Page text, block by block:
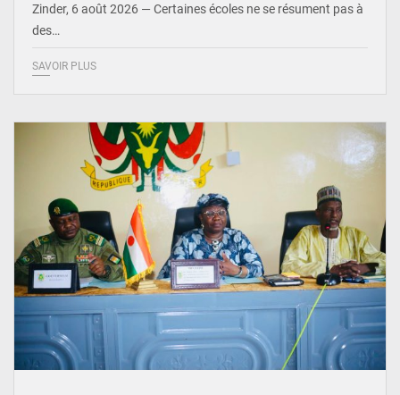
Zinder, 6 août 2026 — Certaines écoles ne se résument pas à
des…
SAVOIR PLUS